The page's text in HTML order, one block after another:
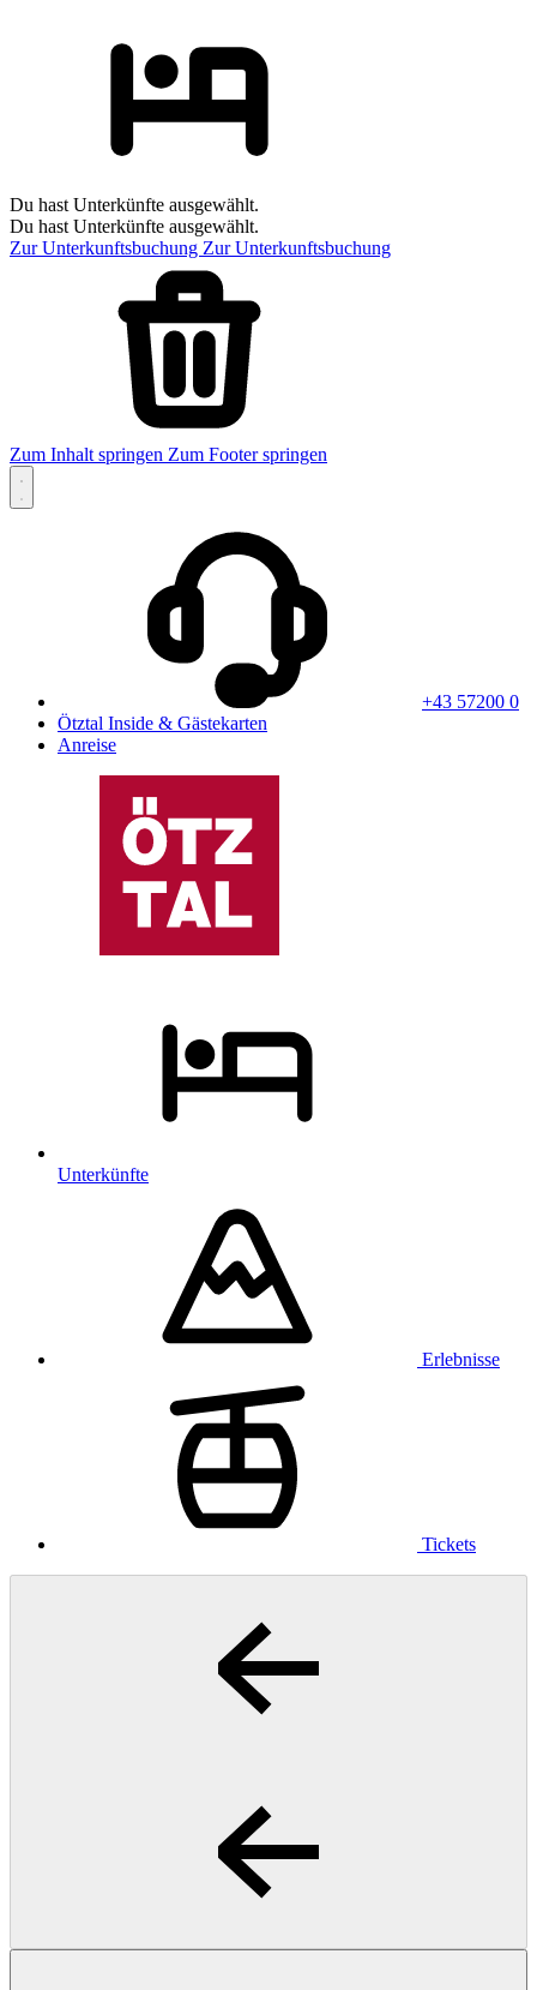
Du hast Unterkünfte ausgewählt.
Du hast Unterkünfte ausgewählt.
Zur Unterkunftsbuchung Zur Unterkunftsbuchung
Zum Inhalt springen Zum Footer springen
+43 57200 0
Ötztal Inside & Gästekarten
Anreise
Unterkünfte
Erlebnisse
Tickets